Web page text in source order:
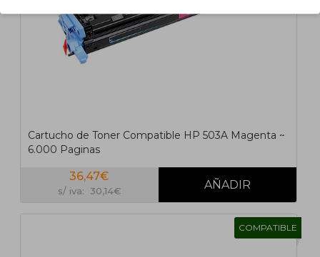
Cartucho de Toner Compatible HP 503A Magenta ~
6.000 Paginas
36,47€
s/ iva: 30,14€
COMPATIBLE